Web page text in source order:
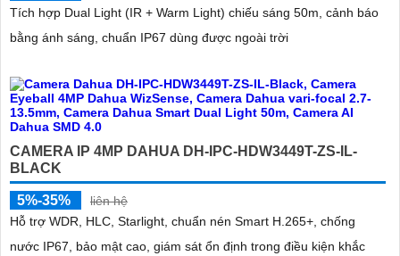
Tích hợp Dual Light (IR + Warm Light) chiếu sáng 50m, cảnh báo
bằng ánh sáng, chuẩn IP67 dùng được ngoài trời
CAMERA IP 4MP DAHUA DH-IPC-HDW3449T-ZS-IL-
BLACK
5%-35%
liên hệ
Hỗ trợ WDR, HLC, Starlight, chuẩn nén Smart H.265+, chống
nước IP67, bảo mật cao, giám sát ổn định trong điều kiện khắc